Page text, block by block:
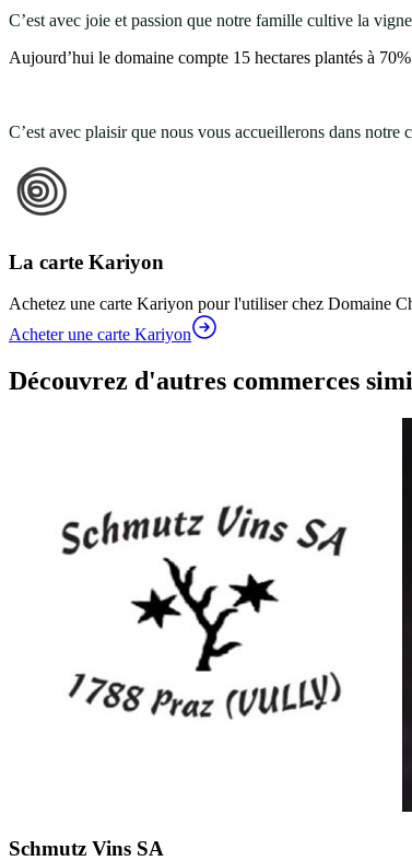
C’est avec joie et passion que notre famille cultive la
Aujourd’hui le domaine compte 15 hectares plantés à
C’est avec plaisir que nous vous accueillerons dans
La carte Kariyon
Achetez une carte Kariyon pour l'utiliser chez Domaine
Acheter une carte Kariyon
Découvrez d'autres commerces
Schmutz Vins SA